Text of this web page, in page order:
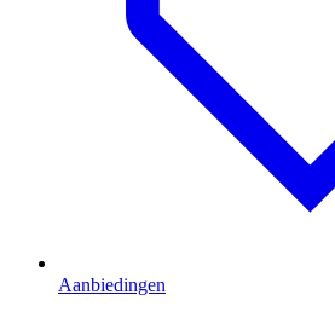
Aanbiedingen